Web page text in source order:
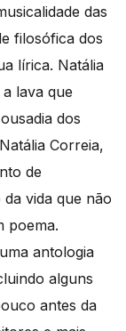
das
filosófica dos
lírica. Natália
lava que
dos
Correia,
de
vida que não
poema.
antologia
alguns
antes da